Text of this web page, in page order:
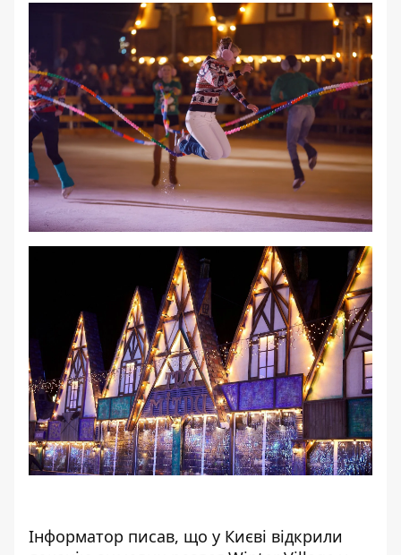
Інформатор писав, що у Києві відкрили